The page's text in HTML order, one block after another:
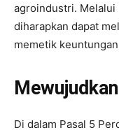
agroindustri. Melalui
diharapkan dapat
memetik
Di dalam Pasal 5